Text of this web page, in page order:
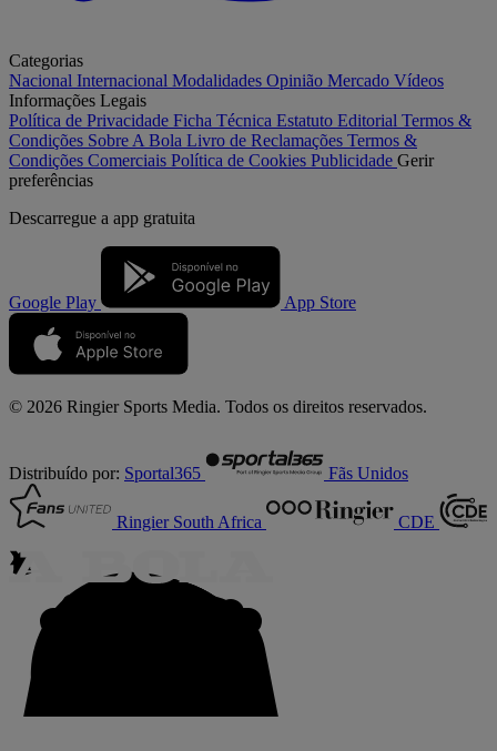
Categorias
Nacional Internacional Modalidades Opinião Mercado Vídeos
Informações Legais
Política de Privacidade Ficha Técnica Estatuto Editorial Termos &
Condições Sobre A Bola Livro de Reclamações Termos &
Condições Comerciais Política de Cookies Publicidade Gerir
preferências
Descarregue a app gratuita
Google Play App Store
© 2026 Ringier Sports Media. Todos os direitos reservados.
Distribuído por: Sportal365 Fãs Unidos
Ringier South Africa CDE